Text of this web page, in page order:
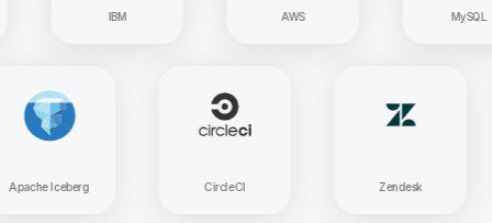
Apache Iceberg